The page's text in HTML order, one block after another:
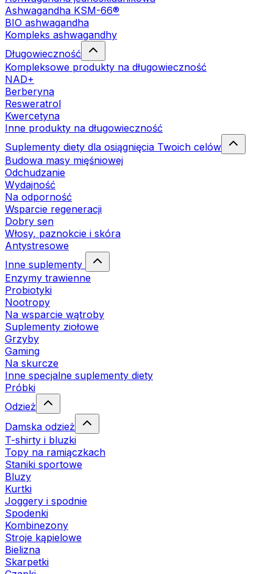
Ashwagandha KSM-66®
BIO ashwagandha
Kompleks ashwagandhy
Długowieczność
Kompleksowe produkty na długowieczność
NAD+
Berberyna
Resweratrol
Kwercetyna
Inne produkty na długowieczność
Suplementy diety dla osiągnięcia Twoich celów
Budowa masy mięśniowej
Odchudzanie
Wydajność
Na odporność
Wsparcie regeneracji
Dobry sen
Włosy, paznokcie i skóra
Antystresowe
Inne suplementy
Enzymy trawienne
Probiotyki
Nootropy
Na wsparcie wątroby
Suplementy ziołowe
Grzyby
Gaming
Na skurcze
Inne specjalne suplementy diety
Próbki
Odzież
Damska odzież
T-shirty i bluzki
Topy na ramiączkach
Staniki sportowe
Bluzy
Kurtki
Joggery i spodnie
Spodenki
Kombinezony
Stroje kąpielowe
Bielizna
Skarpetki